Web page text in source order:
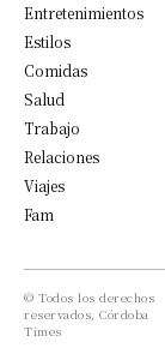
Entretenimientos
Estilos
Comidas
Salud
Trabajo
Relaciones
Viajes
Fam
© Todos los derechos
reservados, Córdoba
Times